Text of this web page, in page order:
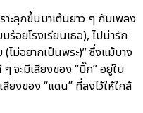
ะลุกขึ้นมาเต้นยาว ๆ กับเพลง
ร้อยโรงเรียนเธอ), ไปน่ารัก
ม่อยากเป็นพระ)” ซึ่งแม้บาง
จะมีเสียงของ “บิ๊ก” อยู่ใน
ยงของ “แดน” ที่ลงไว้ให้ใกล้